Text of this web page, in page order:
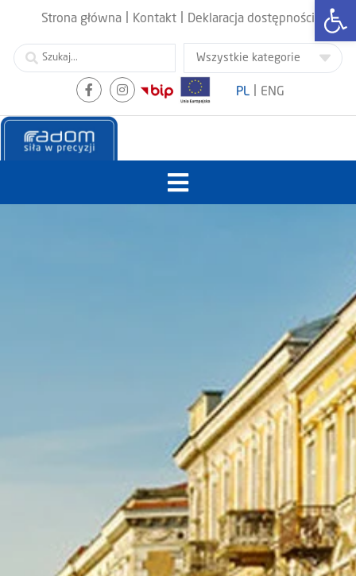
Strona główna Kontakt Deklaracja dostępności
PL ENG